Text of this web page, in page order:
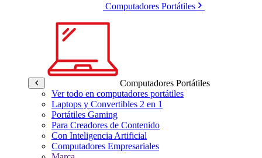
Computadores Portátiles
Computadores Portátiles
Ver todo en computadores portátiles
Laptops y Convertibles 2 en 1
Portátiles Gaming
Para Creadores de Contenido
Con Inteligencia Artificial
Computadores Empresariales